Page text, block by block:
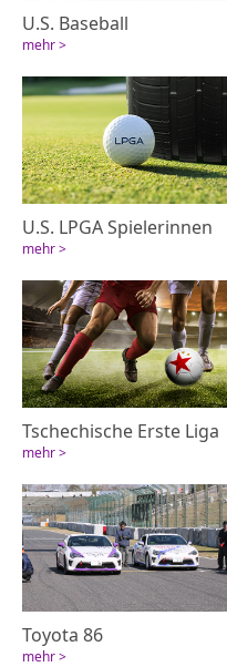
U.S. Baseball
mehr >
U.S. LPGA Spielerinnen
mehr >
Tschechische Erste Liga
mehr >
Toyota 86
mehr >